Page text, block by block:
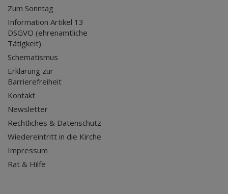
Zum Sonntag
Information Artikel 13
DSGVO (ehrenamtliche
Tätigkeit)
Schematismus
Erklärung zur
Barrierefreiheit
Kontakt
Newsletter
Rechtliches & Datenschutz
Wiedereintritt in die Kirche
Impressum
Rat & Hilfe